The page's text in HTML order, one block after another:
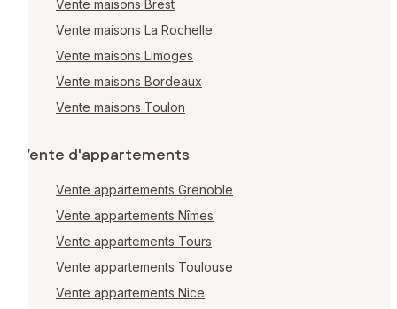
Vente maisons Brest
Vente maisons La Rochelle
Vente maisons Limoges
Vente maisons Bordeaux
Vente maisons Toulon
Vente d'appartements
Vente appartements Grenoble
Vente appartements Nîmes
Vente appartements Tours
Vente appartements Toulouse
Vente appartements Nice